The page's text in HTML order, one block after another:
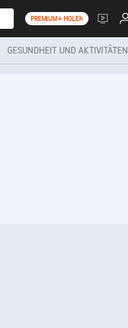
PREMIUM+ HOLEN
GESUNDHEIT UND AKTIVITÄTEN